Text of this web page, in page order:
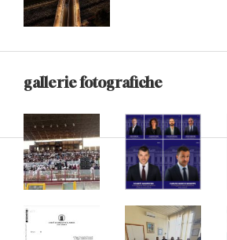
gallerie fotografiche